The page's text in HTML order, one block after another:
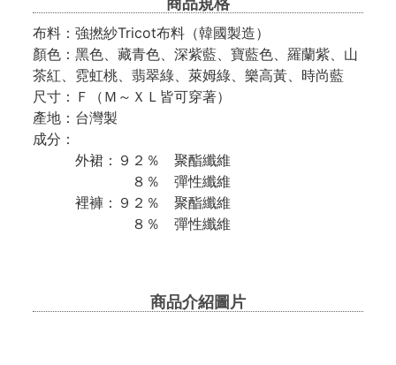
布料：強撚紗Tricot布料（韓國製造）
顏色：黑色、藏青色、深紫藍、寶藍色、羅蘭紫、山
茶紅、霓虹桃、翡翠綠、萊姆綠、樂高黃、時尚藍
尺寸：Ｆ（Ｍ～ＸＬ皆可穿著）
產地：台灣製
成分：
外裙：９２％ 聚酯纖維
８％ 彈性纖維
裡褲：９２％ 聚酯纖維
８％ 彈性纖維
商品介紹圖片